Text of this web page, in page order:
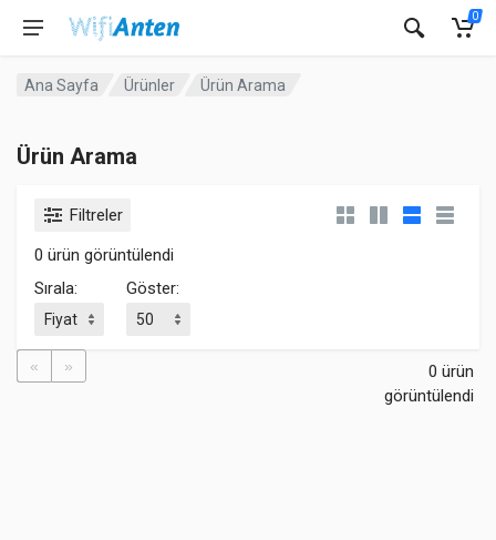
0
Ana Sayfa Ürünler Ürün Arama
Ürün Arama
Filtreler
0 ürün görüntülendi
Sırala:
Göster:
« »
0 ürün
görüntülendi